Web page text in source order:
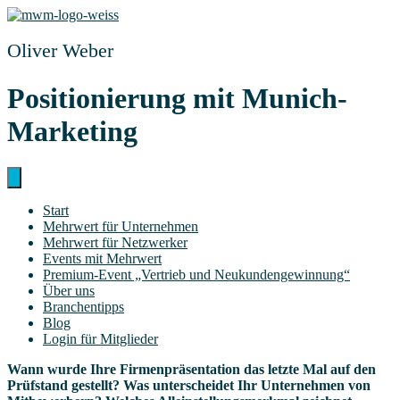
Zum
springen
Oliver Weber
Posi­tio­nie­rung mit Munich-
Marketing
Start
Mehr­wert für Unternehmen
Mehr­wert für Netzwerker
Events mit Mehrwert
Pre­­mi­um-Event „Ver­trieb und Neukundengewinnung“
Über uns
Bran­chen­tipps
Blog
Log­in für Mitglieder
Wann wur­de Ihre Fir­men­prä­sen­ta­ti­on das letz­te Mal auf den
Prüf­stand gestellt? Was unter­schei­det Ihr Unter­neh­men von